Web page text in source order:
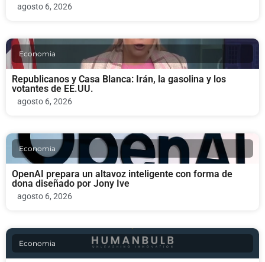
agosto 6, 2026
Economia
Republicanos y Casa Blanca: Irán, la gasolina y los
votantes de EE.UU.
agosto 6, 2026
Economia
OpenAI prepara un altavoz inteligente con forma de
dona diseñado por Jony Ive
agosto 6, 2026
Economia